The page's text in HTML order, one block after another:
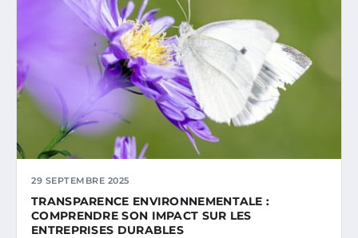
29 SEPTEMBRE 2025
TRANSPARENCE ENVIRONNEMENTALE :
COMPRENDRE SON IMPACT SUR LES
ENTREPRISES DURABLES